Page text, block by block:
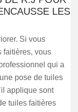
LES
Si vous
faitières, vous
qui a
pose de tuiles
applique sont
tuiles faitières